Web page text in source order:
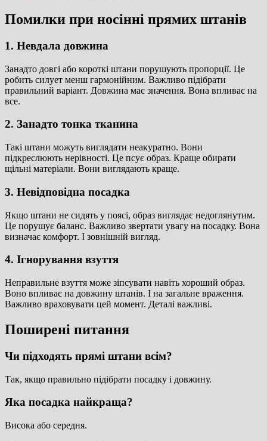
Помилки при носінні прямих штанів
1. Невдала довжина
Занадто довгі або короткі штани порушують пропорції. Це
робить силует менш гармонійним. Важливо підібрати
правильний варіант. Довжина має значення. Вона впливає на
все.
2. Занадто тонка тканина
Такі штани можуть виглядати неакуратно. Вони
підкреслюють нерівності. Це псує образ. Краще обирати
щільні матеріали. Вони виглядають краще.
3. Невідповідна посадка
Якщо штани не сидять у поясі, образ виглядає недоглянутим.
Це порушує баланс. Важливо звертати увагу на посадку. Вона
визначає комфорт. І зовнішній вигляд.
4. Ігнорування взуття
Неправильне взуття може зіпсувати навіть хороший образ.
Воно впливає на довжину штанів. І на загальне враження.
Важливо враховувати цей момент. Деталі важливі.
Поширені питання
Чи підходять прямі штани всім?
Так, якщо правильно підібрати посадку і довжину.
Яка посадка найкраща?
Висока або середня.